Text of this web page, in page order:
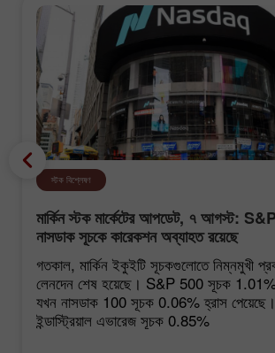
স্টক বিশ্লেষণ
মার্কিন স্টক মার্কেটের আপডেট, ৭ আগস্ট:
নাসডাক সূচকে কারেকশন অব্যাহত রয়েছে
গতকাল, মার্কিন ইকুইটি সূচকগুলোতে নিম্নমুখী
লেনদেন শেষ হয়েছে। S&P 500 সূচক 1.01%
যখন নাসডাক 100 সূচক 0.06% হ্রাস
ইন্ডাস্ট্রিয়াল এভারেজ সূচক 0.85%